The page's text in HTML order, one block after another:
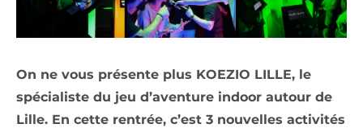
On ne vous présente plus KOEZIO LILLE, le
spécialiste du jeu d’aventure indoor autour de
Lille. En cette rentrée, c’est 3 nouvelles activités